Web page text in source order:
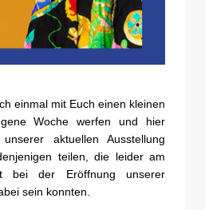
einmal mit Euch einen kleinen
Woche werfen und hier
aktuellen Ausstellung
teilen, die leider am
bei der Eröffnung unserer
sein konnten.